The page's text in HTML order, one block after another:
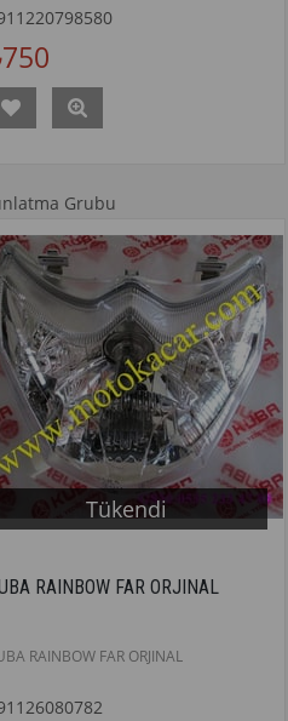
Grubu
Tükendi
RAINBOW FAR ORJINAL
RAINBOW FAR ORJINAL